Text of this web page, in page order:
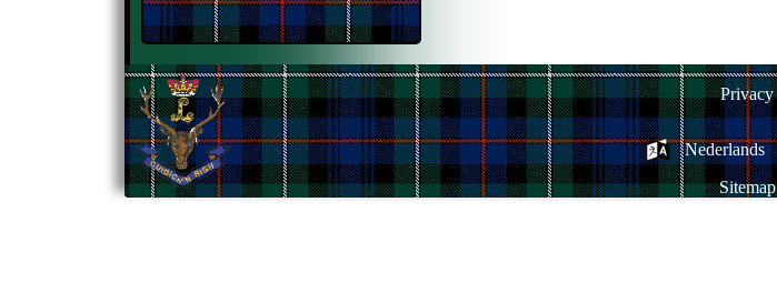
Privacy
Nederlands
Sitemap